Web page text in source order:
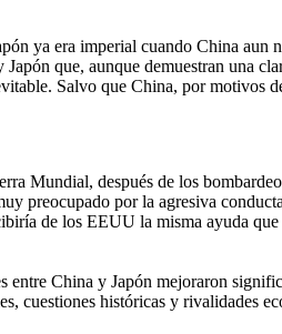
ya era imperial cuando China
que, aunque demuestran una
Salvo que China, por motivos
Mundial, después de los
preocupado por la agresiva
de los EEUU la misma ayuda
entre China y Japón mejoraron
cuestiones históricas y rivalidades